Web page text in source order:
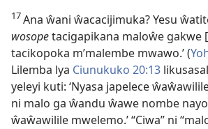
17Ana ŵani ŵacacijimuka? Yesu
wosopetacigapikana maloŵe gakwe
tacikopoka m’malembe mwawo.’ (
Lilemba lya Ciunukuko 20:13
yeleyi kuti: ‘Nyasa japelece
ni malo ga ŵandu ŵawe nombe
ŵaŵawilile mwelemo.’ “Ciwa” ni